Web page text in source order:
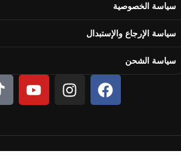
سياسة الخصوصية
سياسة الإرجاع والإستبدال
سياسة الشحن